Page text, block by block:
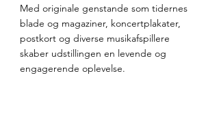
Med originale genstande som tidernes
blade og magaziner, koncertplakater,
postkort og diverse musikafspillere
skaber udstillingen en levende og
engagerende oplevelse.